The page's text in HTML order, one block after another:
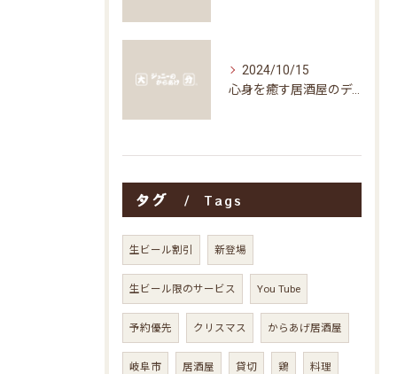
2024/10/15
心身を癒す居酒屋のディナータイムの楽しみ方
タグ Tags
生ビール割引 新登場
生ビール限のサービス You Tube
予約優先 クリスマス からあげ居酒屋
岐阜市 居酒屋 貸切 鶏 料理